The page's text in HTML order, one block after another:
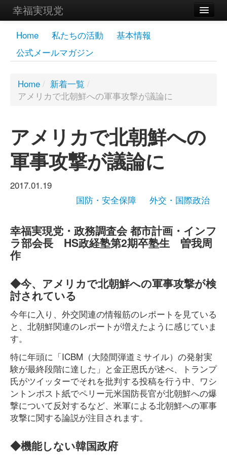
幸福実現党
メンバーズページ
党員
お問い合わせ
Home 私たちの活動
基本情報
公式メールマガジン
Home / 新着一覧 /
アメリカで北朝鮮への軍事攻撃が議論に
アメリカで北朝鮮への
軍事攻撃が議論に
2017.01.19
国防・安全保障
外交・国際政治
幸福実現党・政務調査会 都市計画・インフ
ラ部会長 HS政経塾第2期卒塾生 曽我周
作
◆今、アメリカで北朝鮮への軍事攻撃が検
討されている
今年に入り、外交関連の情報筋のレポートを見ている
と、北朝鮮関連のレポートが増えたように感じていま
す。
特に年頭に「ICBM（大陸間弾道ミサイル）の発射実
験が最終段階に達した」と金正恩氏が述べ、トランプ
氏がツイッターでそれを批判する投稿を行う中、ワシ
ントンポスト紙でペリー元米国防長官が北朝鮮への爆
撃について反対するなど、米軍による北朝鮮への軍事
攻撃に関する論説が注目されます。
◆機能しない韓国政府